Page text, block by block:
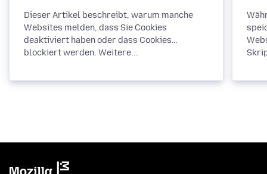
Dieser Artikel beschreibt, warum manche
Websites melden, dass Sie Cookies
deaktiviert haben oder dass Cookies
blockiert werden. Weitere...